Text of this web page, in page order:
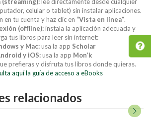
celular o tablet) sin instalar aplicaciones.
en tu cuenta y haz clic en “Vista en línea”.
(offline):instala la aplicación adecuada y
tus libros para leer sin internet:
y Mac:usa la app Scholar
y iOS:usa la app Mon’k
prefieras y disfruta tus libros donde quieras.
aquí la guía de acceso a eBooks
relacionados